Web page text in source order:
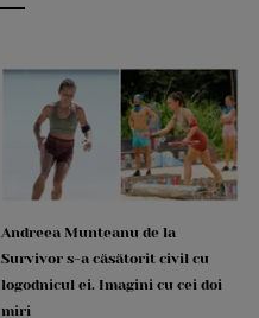
Andreea Munteanu de la
Survivor s-a căsătorit civil cu
logodnicul ei. Imagini cu cei doi
miri